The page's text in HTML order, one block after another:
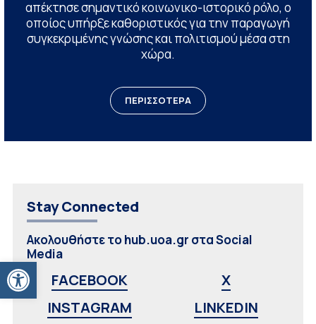
Ανοίξτε τη γραμμή εργαλείων
απέκτησε σημαντικό κοινωνικο-ιστορικό ρόλο, ο
οποίος υπήρξε καθοριστικός για την παραγωγή
συγκεκριμένης γνώσης και πολιτισμού μέσα στη
χώρα.
ΠΕΡΙΣΣΟΤΕΡΑ
Stay Connected
Ακολουθήστε το hub.uoa.gr στα Social
Media
FACEBOOK
X
INSTAGRAM
LINKEDIN